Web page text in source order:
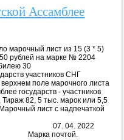
Ассамблее
марочный лист из 15 (3 * 5)
рублей на марке № 2204
30
участников СНГ
поле марочного листа
государств - участников
82, 5 тыс. марок или 5,5
лист с надпечаткой
2022